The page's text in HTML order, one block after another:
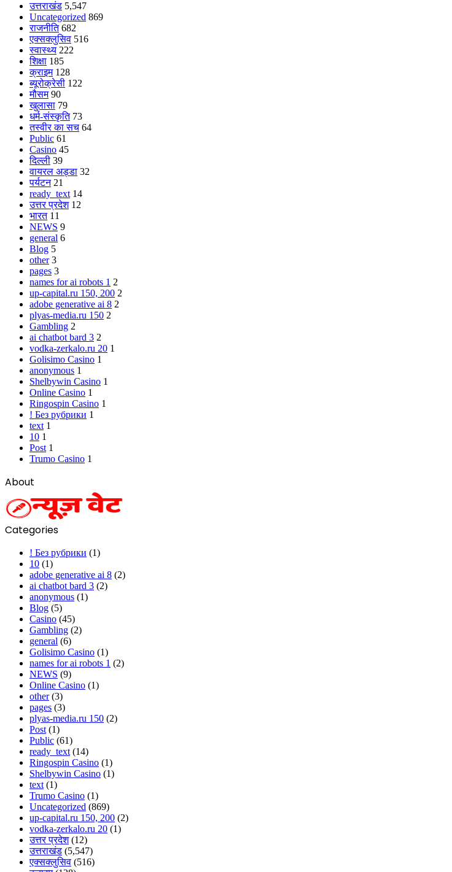
उत्तराखंड 5,547
Uncategorized 869
राजनीति 682
एक्सक्लुसिव 516
स्वास्थ्य 222
शिक्षा 185
क्राइम 128
ब्यूरोक्रेसी 122
मौसम 90
खुलासा 79
धर्म-संस्कृति 73
तस्वीर का सच 64
Public 61
Casino 45
दिल्ली 39
वायरल अड्डा 32
पर्यटन 21
ready_text 14
उत्तर प्रदेश 12
भारत 11
NEWS 9
general 6
Blog 5
other 3
pages 3
names for ai robots 1 2
up-capital.ru 150, 200 2
adobe generative ai 8 2
plyas-media.ru 150 2
Gambling 2
ai chatbot bard 3 2
vodka-zerkalo.ru 20 1
Golisimo Casino 1
anonymous 1
Shelbywin Casino 1
Online Casino 1
Ringospin Casino 1
! Без рубрики 1
text 1
10 1
Post 1
Trumo Casino 1
About
Categories
! Без рубрики (1)
10 (1)
adobe generative ai 8 (2)
ai chatbot bard 3 (2)
anonymous (1)
Blog (5)
Casino (45)
Gambling (2)
general (6)
Golisimo Casino (1)
names for ai robots 1 (2)
NEWS (9)
Online Casino (1)
other(3)
pages (3)
plyas-media.ru 150 (2)
Post (1)
Public (61)
ready_text (14)
Ringospin Casino (1)
Shelbywin Casino (1)
text (1)
Trumo Casino (1)
Uncategorized (869)
up-capital.ru 150, 200 (2)
vodka-zerkalo.ru 20 (1)
उत्तर प्रदेश(12)
उत्तराखंड (5,547)
एक्सक्लुसिव (516)